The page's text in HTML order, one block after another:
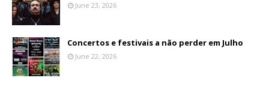
June 23, 2026
Concertos e festivais a não perder em Julho
June 22, 2026